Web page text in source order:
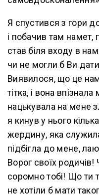
Я спустився з гори
і побачив там намет,
став біля входу в
чи не могли б Ви
Виявилося, що це
тітка, і вона
нацькувала на мене
я кинув у нього
жердину, яка
підбігла до мене,
Ворог своїх
соромно тобі! Що ти
не хотіли б мати